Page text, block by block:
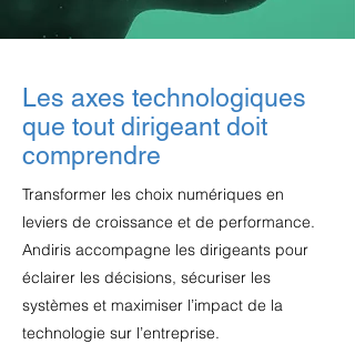
Les axes technologiques
que tout dirigeant doit
comprendre
Transformer les choix numériques en
leviers de croissance et de performance.
Andiris accompagne les dirigeants pour
éclairer les décisions, sécuriser les
systèmes et maximiser l’impact de la
technologie sur l’entreprise.